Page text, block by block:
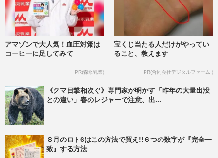
アマゾンで大人気！血圧対策は
コーヒーに足してみて
PR(森永乳業)
宝くじ当たる人だけがやってい
ること、教えます
PR(合同会社デジタルファーム )
《クマ目撃相次ぐ》専門家が明かす「昨年の大量出没
との違い」春のレジャーで注意、出...
８月のロト6はこの方法で買え!!６つの数字が『完全一
致』する方法